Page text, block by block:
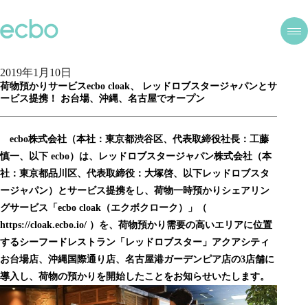
2019年1月10日
荷物預かりサービスecbo cloak、 レッドロブスタージャパンとサ
ービス提携！ お台場、沖縄、名古屋でオープン
ecbo株式会社（本社：東京都渋谷区、代表取締役社長：工藤
慎一、以下 ecbo）は、レッドロブスタージャパン株式会社（本
社：東京都品川区、代表取締役：大塚啓、以下レッドロブスタ
ージャパン）とサービス提携をし、荷物一時預かりシェアリン
グサービス「ecbo cloak（エクボクローク）」（
https://cloak.ecbo.io/ ）を、荷物預かり需要の高いエリアに位置
するシーフードレストラン「レッドロブスター」アクアシティ
お台場店、沖縄国際通り店、名古屋港ガーデンピア店の3店舗に
導入し、荷物の預かりを開始したことをお知らせいたします。